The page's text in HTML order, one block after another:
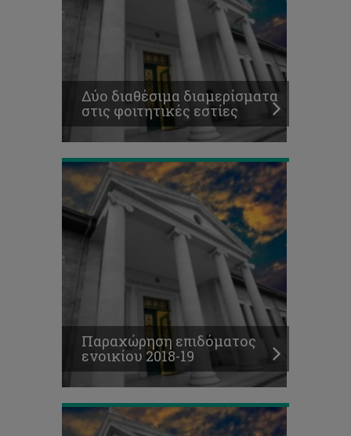
Δύο διαθέσιμα διαμερίσματα
στις φοιτητικές εστίες
Παραχώρηση
επιδόματος
ενοικίου
2018-
19
Παραχώρηση επιδόματος
ενοικίου 2018-19
Διαθέσιμοι
στάθμευσης
στα
κτίρια
φοιτητικών
εστιών